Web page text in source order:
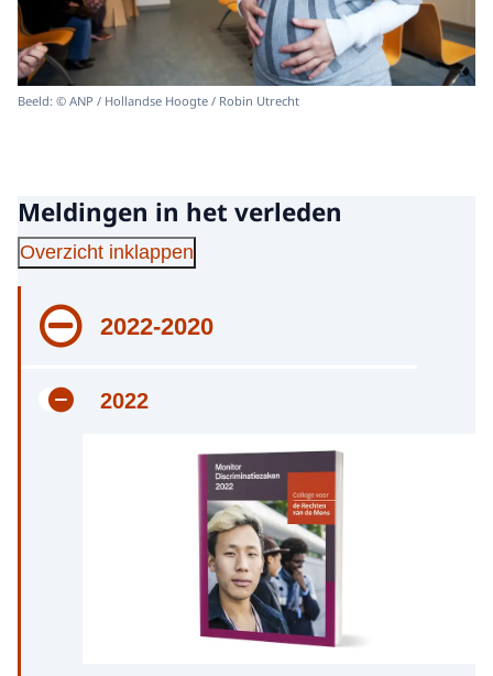
Beeld: © ANP / Hollandse Hoogte / Robin Utrecht
Meldingen in het verleden
Overzicht inklappen
2022-2020
2022